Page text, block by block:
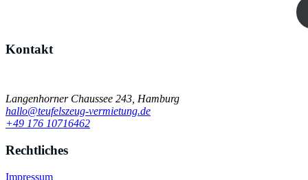
Kontakt
Langenhorner Chaussee 243, Hamburg
hallo@teufelszeug-vermietung.de
+49 176 10716462
Rechtliches
Impressum